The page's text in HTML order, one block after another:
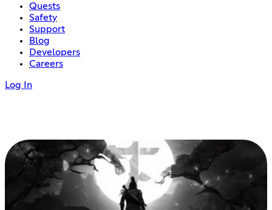
Quests
Safety
Support
Blog
Developers
Careers
Log In